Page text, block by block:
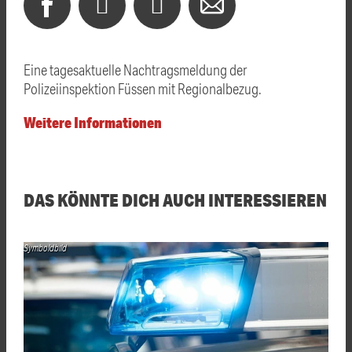
Eine tagesaktuelle Nachtragsmeldung der
Polizeiinspektion Füssen mit Regionalbezug.
Weitere Informationen
DAS KÖNNTE DICH AUCH INTERESSIEREN
Symboldbild